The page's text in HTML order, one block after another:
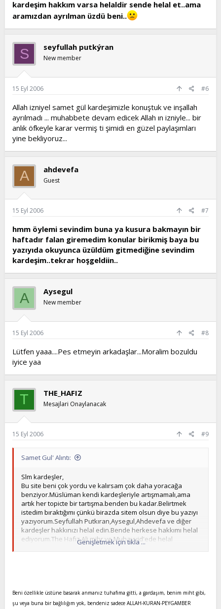
kardeşim hakkım varsa helaldir sende helal et..ama
aramızdan ayrılman üzdü beni..
S seyfullah putkýran
New member
15 Eyl 2006 #6
Allah izniyel samet gül kardeşimizle konuştuk ve inşallah
ayrılmadı ... muhabbete devam edicek Allah ın izniyle... bir
anlık öfkeyle karar vermiş ti şimidi en güzel paylaşımları
yine bekliyoruz...
A ahdevefa
Guest
15 Eyl 2006 #7
hmm öylemi sevindim buna ya kusura bakmayın bir
haftadır falan giremedim konular birikmiş baya bu
yazıyıda okuyunca üzüldüm gitmediğine sevindim
kardeşim..tekrar hoşgeldiin..
A Aysegul
New member
15 Eyl 2006 #8
Lütfen yaaa....Pes etmeyin arkadaşlar...Moralim bozuldu
iyice yaa
T THE_HAFIZ
Mesajlari Onaylanacak
15 Eyl 2006 #9
Samet Gul' Alıntı:
Slm kardeşler,
Bu site beni çok yordu ve kalırsam çok daha yoracağa
benziyor.Müslüman kendi kardeşleriyle artışmamalı,ama
artık her topicte bir tartışma.benden bu kadar.Belirtmek
istedim bıraktığımı çünkü birazda sitem olsun diye bu yazıyı
yazıyorum.Seyfullah Putkıran,Aysegul,Ahdevefa ve diğer
kardeşler hakkınızı helal edin.Bende herkese hakkımı helal
ediyorum.The Hafız,Ali mihr ve Muhavvid'ede helal
ediyorum.Allah yolunuzu açık etsin.Selametle kalın,sadece
Genişletmek için tıkla ...
Beni özellikle üstüne basarak anmanız tuhafıma gitti, a gardaşım, benim miht gibi,
şu veya buna bir bağlılığım yok, bendeniz sadece ALLAH-KURAN-PEYGAMBER